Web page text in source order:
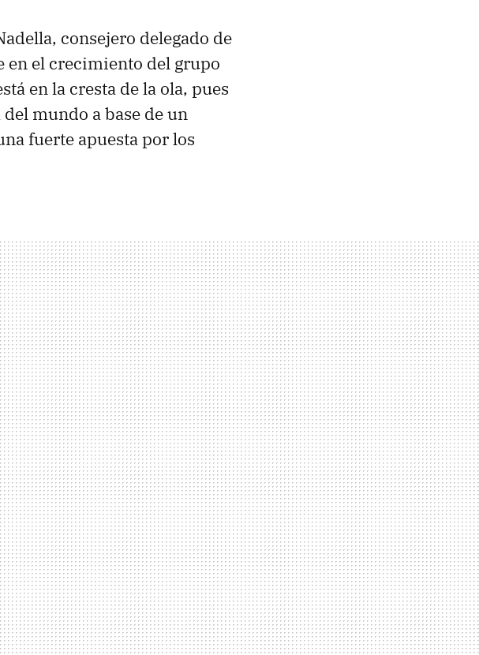
consejero delegado de
en el crecimiento del grupo
en la cresta de la ola, pues
mundo a base de un
fuerte apuesta por los